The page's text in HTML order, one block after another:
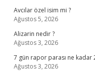
Avcılar özel isim mi ?
Ağustos 5, 2026
Alizarin nedir ?
Ağustos 3, 2026
7 gün rapor parası ne kadar
Ağustos 3, 2026